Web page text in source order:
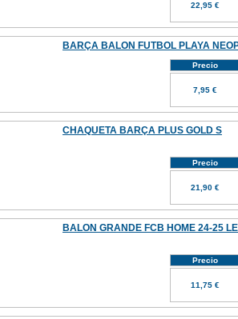
22,95 €
BARÇA BALON FUTBOL PLAYA
Precio
7,95 €
CHAQUETA BARÇA PLUS GOLD S
Precio
21,90 €
BALON GRANDE FCB HOME 24-25
Precio
11,75 €